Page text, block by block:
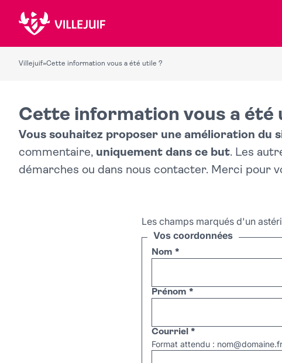
Villejuif»Cette information vous a été utile ?
Cette information vous a été
Vous souhaitez proposer une amélioration du
commentaire, uniquement dans ce but. Les
démarches ou dans nous contacter. Merci pour
Les champs marqués d'un
Vos coordonnées
Nom *
Prénom *
Courriel *
Format attendu : nom@domaine.fr